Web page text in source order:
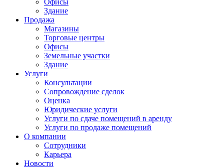
Здание
Продажа
Магазины
Торговые центры
Офисы
Земельные участки
Здание
Услуги
Консультации
Сопровождение сделок
Оценка
Юридические услуги
Услуги по сдаче помещений в аренду
Услуги по продаже помещений
О компании
Сотрудники
Карьера
Новости